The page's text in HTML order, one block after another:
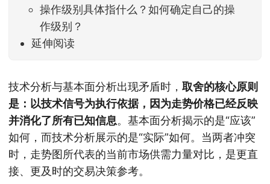
操作级别具体指什么？如何确定自己的操
作级别？
延伸阅读
技术分析与基本面分析出现矛盾时， 取舍的核心原则
是：以技术信号为执行依据，因为走势价格已经反映
并消化了所有已知信息。基本面分析揭示的是“应该”
如何，而技术分析展示的是“实际”如何。当两者冲突
时，走势图所代表的当前市场供需力量对比，是更直
接、更及时的交易决策参考。